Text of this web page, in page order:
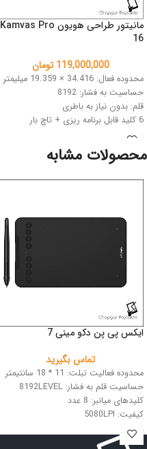
مانیتور طراحی هویون Kamvas Pro
16
119,000,000 تومان
محدوده فعال: 34.416 × 19.359 میلیمتر
حساسیت به فشار: 8192
قلم: بدون نیاز به باطری
6 کلید قابل برنامه ریزی + تاچ بار
رنگ: مشکی مایل به نقره ای
محصولات مشابه
ایکس پی پن دکو مینی 7
تماس بگیرید
محدوده فعالیت تبلت: 11 * 18 سانتیمتر
حساسیت قلم به فشار: 8192LEVEL
کلیدهای میانبر: 8 عدد
کیفیت: 5080LPI
اتصال: USB